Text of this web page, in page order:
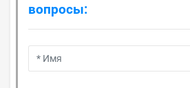
вопросы: